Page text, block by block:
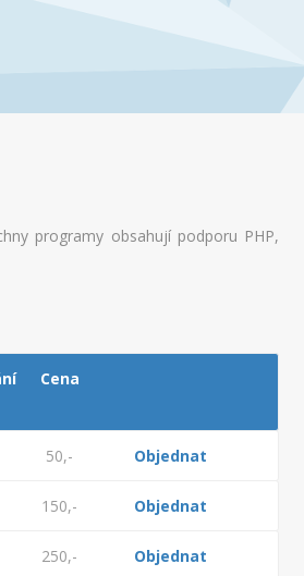
programy obsahují podporu PHP,
Cena
50,- Objednat
150,- Objednat
250,- Objednat